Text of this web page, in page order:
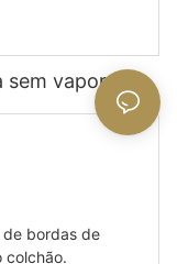
sem vapor